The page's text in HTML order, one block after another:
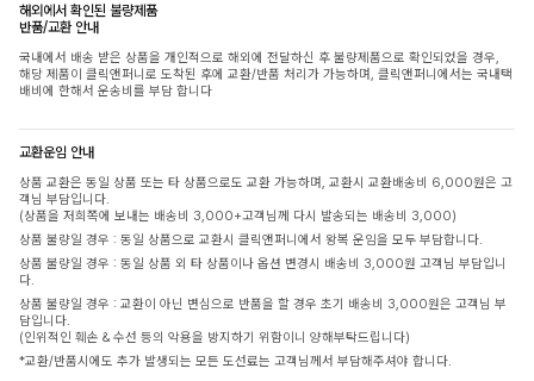
해외에서 확인된 불량제품
반품/교환 안내
국내에서 배송 받은 상품을 개인적으로 해외에 전달하신 후 불량제품으로 확인되었을 경우,
해당 제품이 클릭앤퍼니로 도착된 후에 교환/반품 처리가 가능하며, 클릭앤퍼니에서는 국내택
배비에 한해서 운송비를 부담 합니다
교환운임 안내
상품 교환은 동일 상품 또는 타 상품으로도 교환 가능하며, 교환시 교환배송비 6,000원은 고
객님 부담입니다.
(상품을 저희쪽에 보내는 배송비 3,000+고객님께 다시 발송되는 배송비 3,000)
상품 불량일 경우 : 동일 상품으로 교환시 클릭앤퍼니에서 왕복 운임을 모두 부담합니다.
상품 불량일 경우 : 동일 상품 외 타 상품이나 옵션 변경시 배송비 3,000원 고객님 부담입니
다.
상품 불량일 경우 : 교환이 아닌 변심으로 반품을 할 경우 초기 배송비 3,000원은 고객님 부
담입니다.
(인위적인 훼손 & 수선 등의 악용을 방지하기 위함이니 양해부탁드립니다)
*교환/반품시에도 추가 발생되는 모든 도선료는 고객님께서 부담해주셔야 합니다.